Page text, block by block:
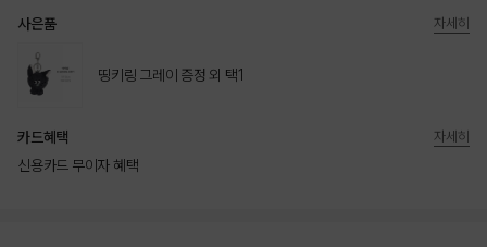
사은품
띵키링 그레이 증정 외 택1
자세히
카드혜택
신용카드 무이자 혜택
자세히